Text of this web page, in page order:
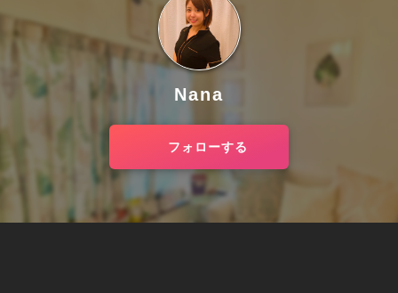
Nana
フォローする